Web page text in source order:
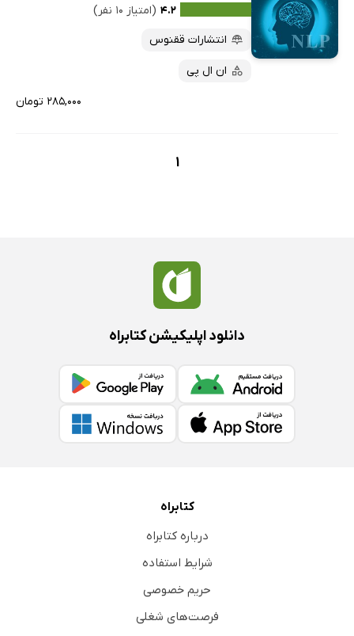
پرفروش‌ها
پربحث‌ها
کتاب‌های متنی
۴.۲ (امتیاز ۱۰ نفر)
انتشارات ققنوس
ان ال پی
۲۸۵,۰۰۰ تومان
1
دانلود اپلیکیشن کتابراه
کتابراه
درباره کتابراه
شرایط استفاده
حریم خصوصی
فرصت‌های شغلی